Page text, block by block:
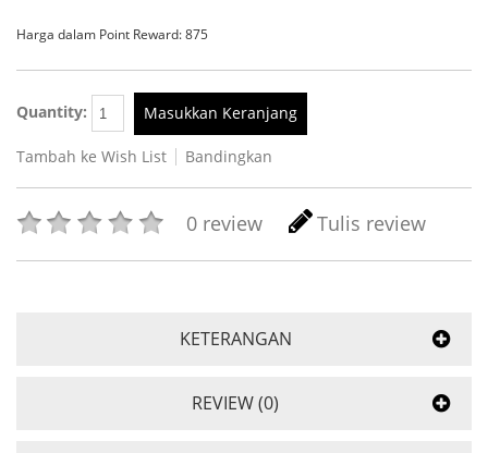
Harga dalam Point Reward: 875
Quantity: Masukkan Keranjang
Tambah ke Wish List Bandingkan
0 review Tulis review
KETERANGAN
REVIEW (0)